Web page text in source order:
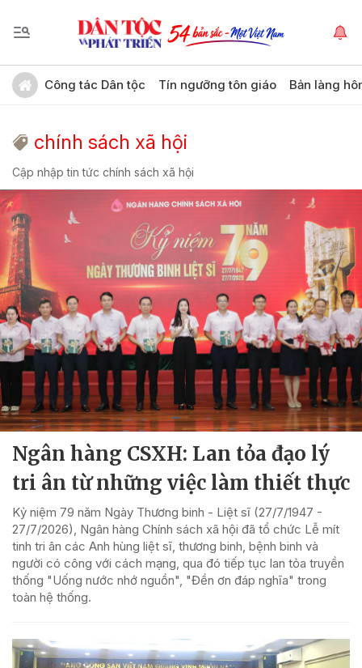
Công tác Dân tộc Tín ngưỡng tôn giáo Bản làng
chính sách xã hội
Cập nhập tin tức chính sách xã hội
Ngân hàng CSXH: Lan tỏa đạo lý
tri ân từ những việc làm thiết thực
Kỷ niệm 79 năm Ngày Thương binh - Liệt sĩ (27/7/1947 -
27/7/2026), Ngân hàng Chính sách xã hội đã tổ chức Lễ mít
tinh tri ân các Anh hùng liệt sĩ, thương binh, bệnh binh và
người có công với cách mạng, qua đó tiếp tục lan tỏa truyền
thống "Uống nước nhớ nguồn", "Đền ơn đáp nghĩa" trong
toàn hệ thống.